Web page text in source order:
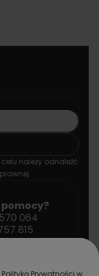
Prywatności w
należy odnaleźć
064
815